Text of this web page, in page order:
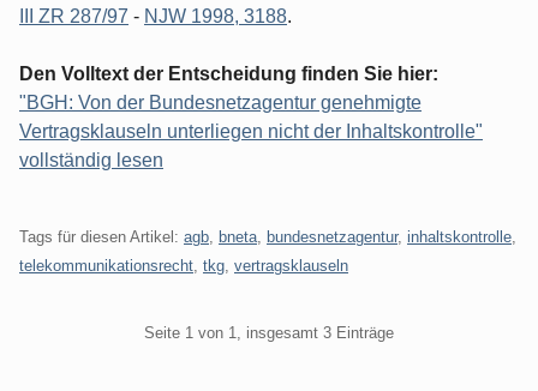
III ZR 287/97 - NJW 1998, 3188.
Den Volltext der Entscheidung finden Sie hier:
"BGH: Von der Bundesnetzagentur genehmigte
Vertragsklauseln unterliegen nicht der Inhaltskontrolle"
vollständig lesen
Tags für diesen Artikel: agb bneta bundesnetzagentur, inhaltskontrolle
telekommunikationsrecht tkg vertragsklauseln
Seite 1 von 1, insgesamt 3 Einträge